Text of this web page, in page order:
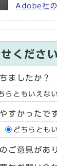
Adobe社の
ください
ましたか？
らともいえない
すかったで
どちらとも
ご意見があ